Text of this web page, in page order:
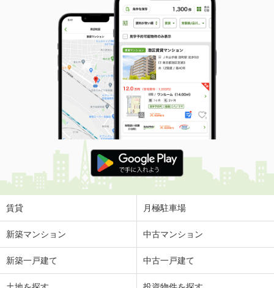
賃貸 月極駐車場
新築マンション 中古マンション
新築一戸建て 中古一戸建て